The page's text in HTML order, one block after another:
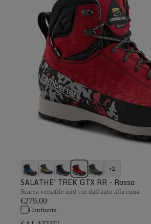
+1
SALATHE' TREK GTX RR - Rosso
Scarpa versatile mid-cut dall'auto alla cima
€279,00
Confronta